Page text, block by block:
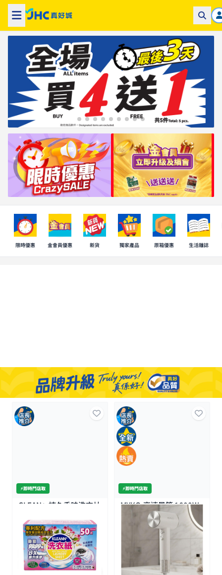
限時優惠 金會員優惠 新貨 獨家產品 原箱優惠 生活雜誌
⚡️即時門店取
CLEAN+-持久香味洗衣片
$35.0 $39.9
特價
全場買4送1(共選5件商品)
⚡️即時門店取
MYKO-高速風筒 1600W
$299.0